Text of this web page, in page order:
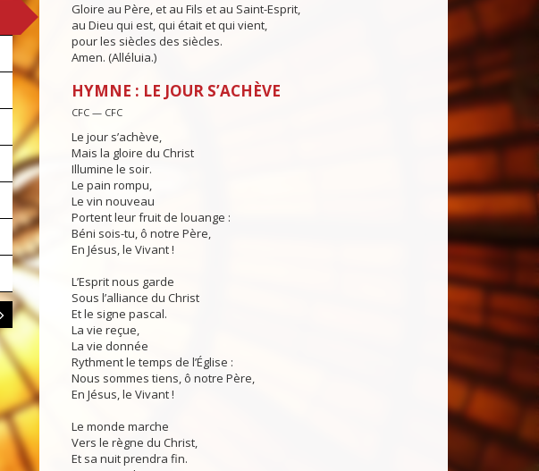
Gloire au Père, et au Fils et au Saint-Esprit,
au Dieu qui est, qui était et qui vient,
pour les siècles des siècles.
Amen. (Alléluia.)
HYMNE : LE JOUR S’ACHÈVE
CFC — CFC
Le jour s’achève,
Mais la gloire du Christ
Illumine le soir.
Le pain rompu,
Le vin nouveau
Portent leur fruit de louange :
Béni sois-tu, ô notre Père,
En Jésus, le Vivant !
L’Esprit nous garde
Sous l’alliance du Christ
Et le signe pascal.
La vie reçue,
La vie donnée
Rythment le temps de l’Église :
Nous sommes tiens, ô notre Père,
En Jésus, le Vivant !
Le monde marche
Vers le règne du Christ,
Et sa nuit prendra fin.